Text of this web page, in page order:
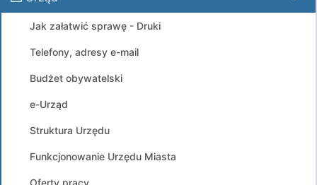
Jak załatwić sprawę - Druki
Telefony, adresy e-mail
Budżet obywatelski
e-Urząd
Struktura Urzędu
Funkcjonowanie Urzędu Miasta
Oferty pracy